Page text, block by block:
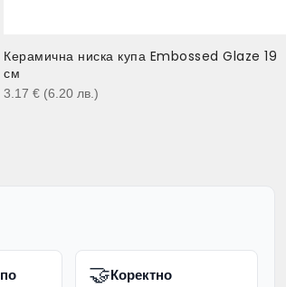
Керамична ниска купа Embossed Glaze 19
см
3.17 € (6.20 лв. )
🤝Коректно